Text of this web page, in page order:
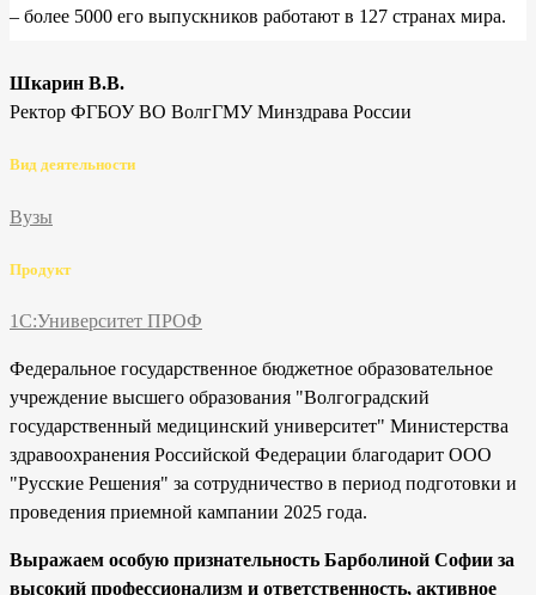
– более 5000 его выпускников работают в 127 странах мира.
Шкарин В.В.
Ректор ФГБОУ ВО ВолгГМУ Минздрава России
Вид деятельности
Вузы
Продукт
1С:Университет ПРОФ
Федеральное государственное бюджетное образовательное
учреждение высшего образования "Волгоградский
государственный медицинский университет" Министерства
здравоохранения Российской Федерации благодарит ООО
"Русские Решения" за сотрудничество в период подготовки и
проведения приемной кампании 2025 года.
Выражаем особую признательность Барболиной Софии за
высокий профессионализм и ответственность, активное